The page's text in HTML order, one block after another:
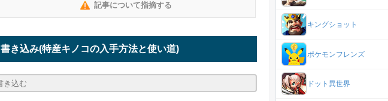
記事について指摘する
書き込み(特産キノコの入手方法と使い道)
キングショット
ポケモンフレンズ
ドット異世界